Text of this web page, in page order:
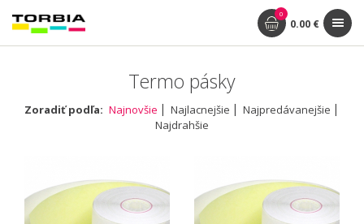
0
0.00 €
Termo pásky
Zoradiť podľa: Najnovšie Najlacnejšie
Najpredávanejšie
Najdrahšie